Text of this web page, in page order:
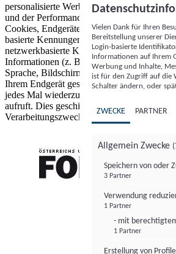
personalisierte Werbung und Inhalte,
und der Performance von Inhalten sowie
Cookies, Endgeräte- oder ähnliche Online-
basierte Kennungen, zufällig generierte
netzwerkbasierte Kennungen) können
Informationen (z. B. Browsertyp und
Sprache, Bildschirmgröße, unterstützte
Ihrem Endgerät gespeichert oder von dort
jedes Mal wiederzuerkennen, wenn es eine
aufruft. Dies geschieht für einen oder
Verarbeitungszwecke.
Vielen Dank für Ihren
Bereitstellung unserer
Login-basierte
Informationen auf Ihrem
Werbung und Inhalte,
ist für den Zugriff auf die
Schalter ändern, oder
ZWECKE PARTNER
Allgemein Zwecke
Speichern von oder
3 Partner
Verwendung
1 Partner
- mit
1 Partner
Erstellung von
FONDS professionell